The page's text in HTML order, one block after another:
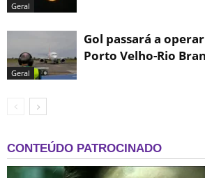
Geral
Geral
Gol passará a
Porto Velho-Rio